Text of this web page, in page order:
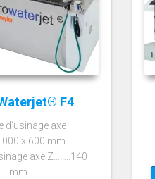
F4
d‘usinage axe
x 600 mm
axe Z……..140
mm